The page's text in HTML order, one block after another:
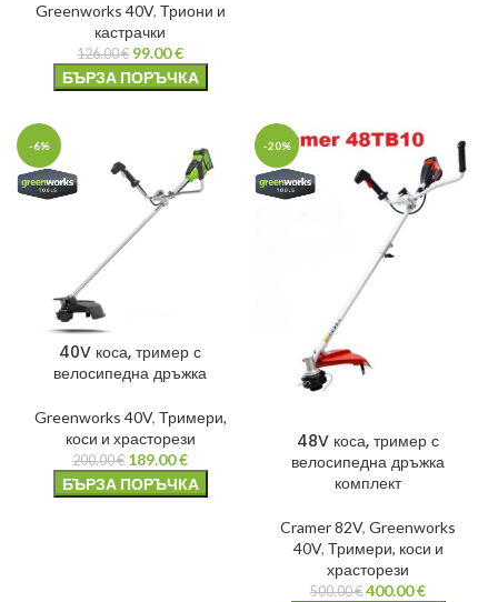
Greenworks 40V, Триони и
кастрачки
126.00€ 99.00€
БЪРЗА ПОРЪЧКА
-6%
40V коса, тример с
велосипедна дръжка
Greenworks 40V, Тримери,
коси и храсторези
200.00€ 189.00€
БЪРЗА ПОРЪЧКА
-20%
48V коса, тример с
велосипедна дръжка
комплект
Cramer 82V, Greenworks
40V, Тримери, коси и
храсторези
500.00€ 400.00€